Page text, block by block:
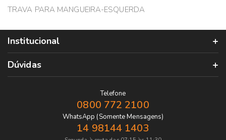
TRAVA PARA MANGUEIRA-ESQUERDA
Institucional
Dúvidas
Telefone
0800 772 2100
WhatsApp (Somente Mensagens)
14 98144 1403